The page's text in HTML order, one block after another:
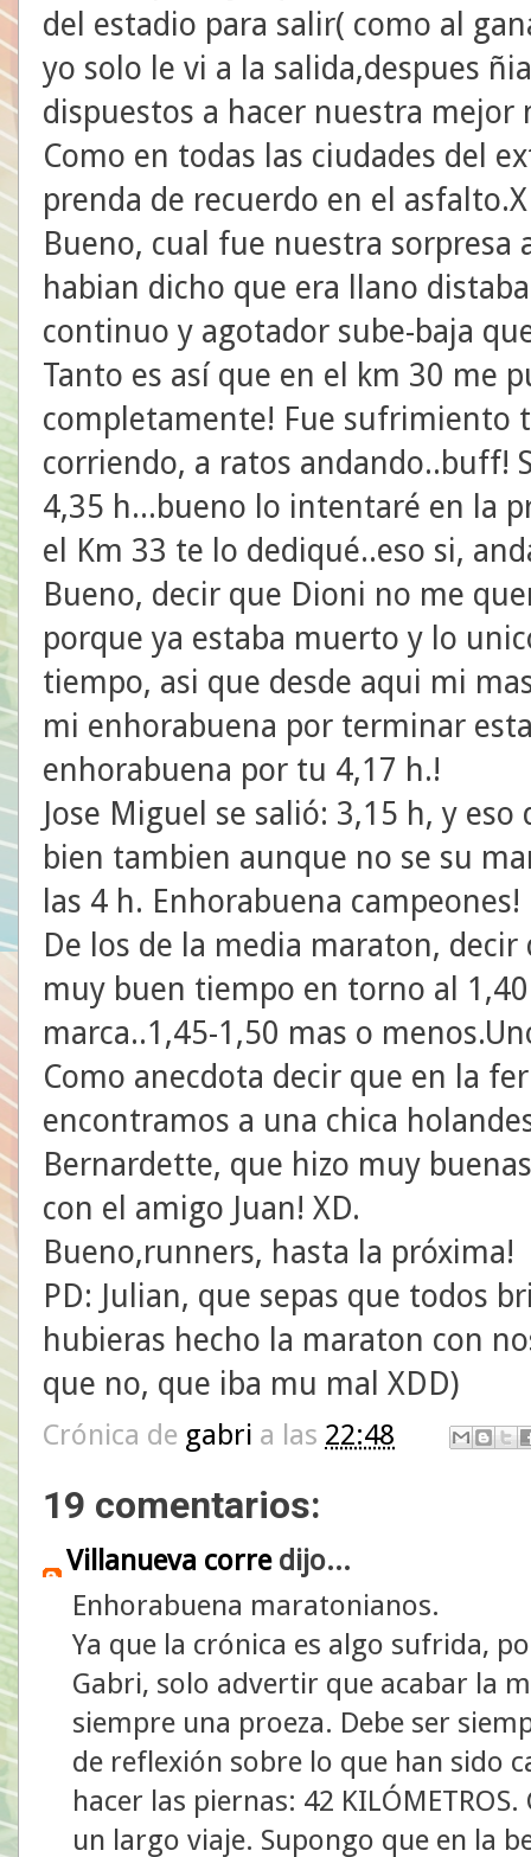
del estadio para salir( como al
yo solo le vi a la salida,despues
dispuestos a hacer nuestra mejor
Como en todas las ciudades del
prenda de recuerdo en el
Bueno, cual fue nuestra sorpresa
habian dicho que era llano
continuo y agotador sube-baja
Tanto es así que en el km 30 me
completamente! Fue sufrimiento
corriendo, a ratos andando..buff!
4,35 h...bueno lo intentaré en la
el Km 33 te lo dediqué..eso si,
Bueno, decir que Dioni no me
porque ya estaba muerto y lo
tiempo, asi que desde aqui mi
mi enhorabuena por terminar
enhorabuena por tu 4,17 h.!
Jose Miguel se salió: 3,15 h, y
bien tambien aunque no se su
las 4 h. Enhorabuena campeones!
De los de la media maraton,
muy buen tiempo en torno al
marca..1,45-1,50 mas o
Como anecdota decir que en la
encontramos a una chica
Bernardette, que hizo muy
con el amigo Juan! XD.
Bueno,runners, hasta la próxima!
PD: Julian, que sepas que todos
hubieras hecho la maraton con
que no, que iba mu mal XDD)
Crónica de gabri a las 22:48
19 comentarios:
Villanueva corredijo...
Enhorabuena maratonianos.
Ya que la crónica es algo sufrida,
Gabri, solo advertir que acabar la
siempre una proeza. Debe ser
de reflexión sobre lo que han sido
hacer las piernas: 42
un largo viaje. Supongo que en la